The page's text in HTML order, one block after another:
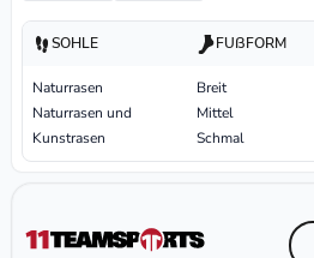
SOHLE
Naturrasen
Naturrasen und
Kunstrasen
FUßFORM
Breit
Mittel
Schmal